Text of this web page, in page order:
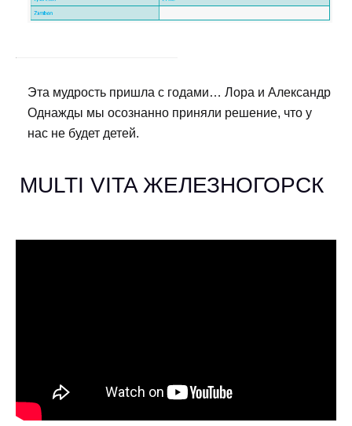
Эта мудрость пришла с годами… Лора и Александр
Однажды мы осознанно приняли решение, что у
нас не будет детей.
MULTI VITA ЖЕЛЕЗНОГОРСК